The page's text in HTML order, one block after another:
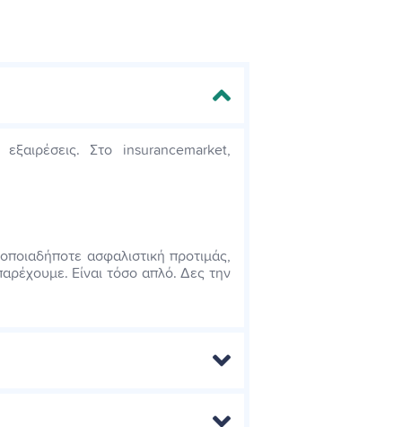
Στο insurancemarket,
ασφαλιστική προτιμάς,
Είναι τόσο απλό. Δες την